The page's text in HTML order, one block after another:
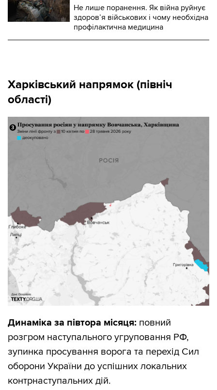
Не лише поранення. Як війна руйнує
здоров’я військових і чому необхідна
профілактична медицина
Харківський напрямок (північ
області)
Динаміка за півтора місяця: повний
розгром наступального угруповання РФ,
зупинка просування ворога та перехід Сил
оборони України до успішних локальних
контрнаступальних дій.